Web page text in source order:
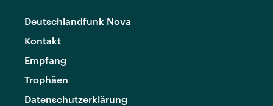
Deutschlandfunk Nova
Kontakt
Empfang
Trophäen
Datenschutzerklärung